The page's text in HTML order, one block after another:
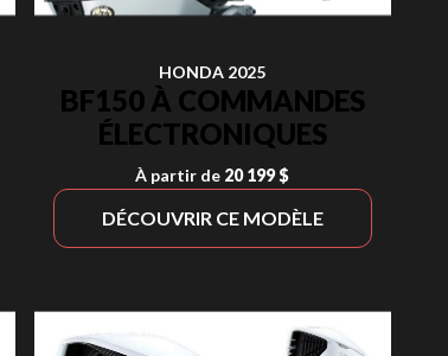
HONDA 2025
BF150 À COMMANDES
ÉLECTRONIQUES
À partir de 20 199 $
DÉCOUVRIR CE MODÈLE